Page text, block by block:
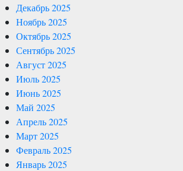
Декабрь 2025
Ноябрь 2025
Октябрь 2025
Сентябрь 2025
Август 2025
Июль 2025
Июнь 2025
Май 2025
Апрель 2025
Март 2025
Февраль 2025
Январь 2025